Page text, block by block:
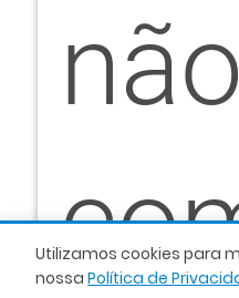
não
Utilizamos cookies para
nossa Política de